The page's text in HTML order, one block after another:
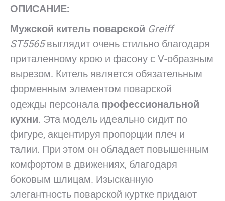
ОПИСАНИЕ:
Мужской китель поварской Greiff
ST5565выглядит очень стильно благодаря
приталенному крою и фасону с V-образным
вырезом. Китель является обязательным
форменным элементом поварской
одежды персонала профессиональной
кухни. Эта модель идеально сидит по
фигуре, акцентируя пропорции плеч и
талии. При этом он обладает повышенным
комфортом в движениях, благодаря
боковым шлицам. Изысканную
элегантность поварской куртке придают